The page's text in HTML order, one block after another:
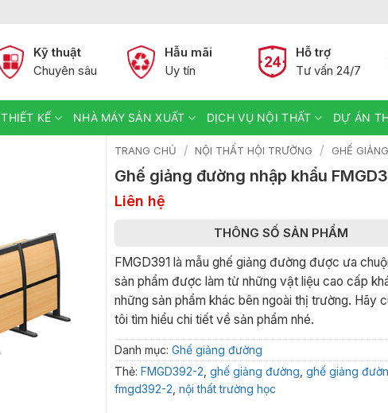
Kỹ thuật
Chuyên sâu
Hẫu mãi
Uy tín
Hỗ trợ
Tư vấn 24/7
THIẾT KẾ NHÀ MÁY SẢN XUẤT DỊCH VỤ NỘI THẤT DỰ ÁN
TRANG CHỦ / NỘI THẤT HỘI TRƯỜNG / GHẾ
Ghế giảng đường nhập khẩu
Liên hệ
THÔNG SỐ SẢN PHẨM
FMGD391 là mẫu ghế giảng đường được ưa
sản phẩm được làm từ những vật liệu cao cấp
những sản phẩm khác bên ngoài thị trường. Hãy
tôi tìm hiểu chi tiết về sản phẩm nhé.
Danh mục: Ghế giảng đường
Thẻ: FMGD392-2 ghế giảng đường ghế giảng
fmgd392-2 nội thất trường học